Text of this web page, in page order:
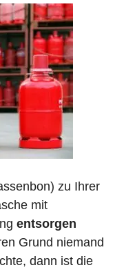
zu Ihrer
mit
entsorgen
Grund niemand
dann ist die